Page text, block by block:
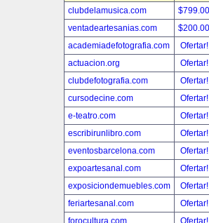
clubdelamusica.com
ventadeartesanias.com
academiadefotografia.com
actuacion.org
clubdefotografia.com
cursodecine.com
e-teatro.com
escribirunlibro.com
eventosbarcelona.com
expoartesanal.com
exposiciondemuebles.com
feriartesanal.com
forocultura.com